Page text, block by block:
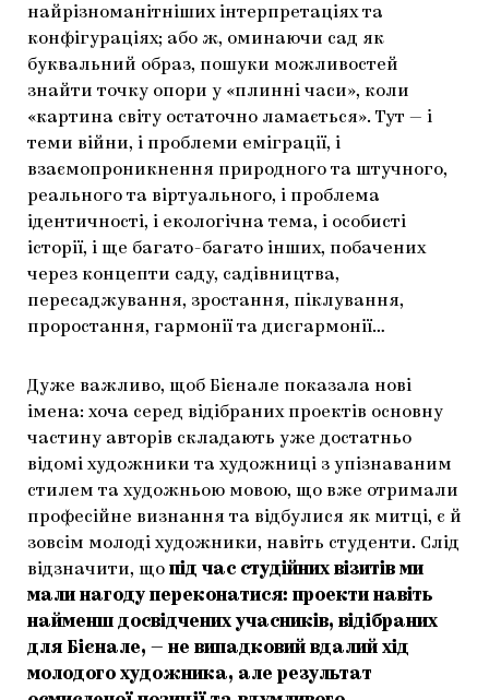
найрізноманітніших інтерпретаціях та
конфігураціях; або ж, оминаючи сад як
буквальний образ, пошуки можливостей
знайти точку опори у «плинні часи», коли
«картина світу остаточно ламається». Тут — і
теми війни, і проблеми еміграції, і
взаємопроникнення природного та штучного,
реального та віртуального, і проблема
ідентичності, і екологічна тема, і особисті
історії, і ще багато-багато інших, побачених
через концепти саду, садівництва,
пересаджування, зростання, піклування,
проростання, гармонії та дисгармонії…
Дуже важливо, щоб Бієнале показала нові
імена: хоча серед відібраних проектів основну
частину авторів складають уже достатньо
відомі художники та художниці з упізнаваним
стилем та художньою мовою, що вже отримали
професійне визнання та відбулися як митці, є й
зовсім молоді художники, навіть студенти. Слід
відзначити, що під час студійних візитів ми
мали нагоду переконатися: проекти навіть
найменш досвідчених учасників, відібраних
для Бієнале, — не випадковий вдалий хід
молодого художника, але результат